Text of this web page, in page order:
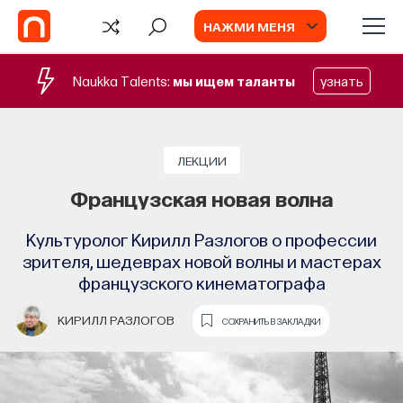
НАЖМИ МЕНЯ
Naukka Talents: мы ищем таланты узнать
ЛЕКЦИИ
Французская новая волна
Культуролог Кирилл Разлогов о профессии
зрителя, шедеврах новой волны и мастерах
французского кинематографа
КИРИЛЛ РАЗЛОГОВ СОХРАНИТЬ В ЗАКЛАДКИ
Запуск рекрутингового сервиса
Naukka Talents
Основатель ПостНауки Ивар Максутов
запускает сервис, который поможет найти
свою нишу в глобальных deep tech и биотех
компаниях